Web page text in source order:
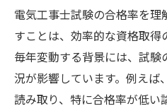
電気工事士試験の合格率を
すことは、効率的な資格取得
毎年変動する背景には、試
況が影響しています。例えば
読み取り、特に合格率が低い